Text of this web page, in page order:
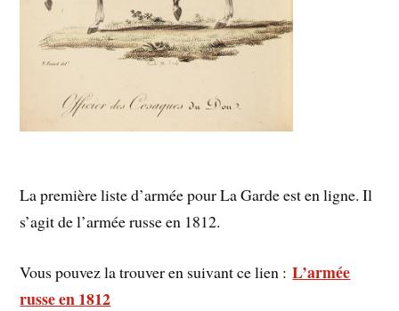
La première liste d’armée pour La Garde est en ligne. Il
s’agit de l’armée russe en 1812.
Vous pouvez la trouver en suivant ce lien :L’armée
russe en 1812